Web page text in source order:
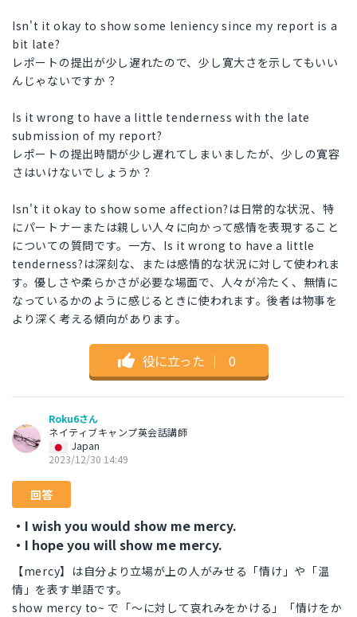
Isn't it okay to show some leniency since my report is a
bit late?
レポートの提出が少し遅れたので、少し寛大さを示してもいい
んじゃないですか？
Is it wrong to have a little tenderness with the late
submission of my report?
レポートの提出時間が少し遅れてしまいましたが、少しの寛容
さはいけないでしょうか？
Isn't it okay to show some affection?は日常的な状況、特
にパートナーまたは親しい人々に向かって感情を表現すること
についての質問です。一方、Is it wrong to have a little
tenderness?は深刻な、または感情的な状況に対して使われま
す。優しさや柔らかさが必要な場面で、人々が冷たく、無情に
なっているかのように感じるときに使われます。後者は物事を
より深く考える傾向があります。
役に立った ｜ 0
Roku6さん
ネイティブキャンプ英会話講師
Japan
2023/12/30 14:49
回答
・I wish you would show me mercy.
・I hope you will show me mercy.
【mercy】は自分より立場が上の人がみせる「情け」や「温
情」を表す単語です。
show mercy to~ で「～に対して哀れみをかける」「情けをか